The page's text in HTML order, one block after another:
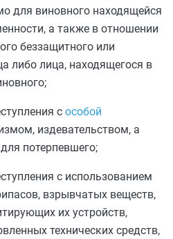
для виновного находящейся
а также в отношении
беззащитного или
либо лица, находящегося в
с особой
издевательством, а
потерпевшего;
с использованием
взрывчатых веществ,
их устройств,
технических средств,